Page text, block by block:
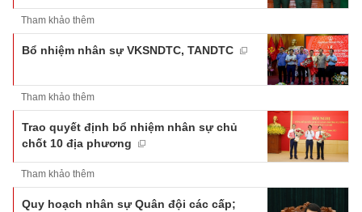
Tham khảo thêm
Bổ nhiệm nhân sự VKSNDTC, TANDTC
Tham khảo thêm
Trao quyết định bổ nhiệm nhân sự chủ
chốt 10 địa phương
Tham khảo thêm
Quy hoạch nhân sự Quân đội các cấp;